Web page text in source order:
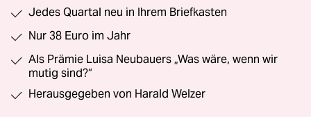
Jedes Quartal neu in Ihrem Briefkasten
Nur 38 Euro im Jahr
Als Prämie Luisa Neubauers „Was wäre, wenn wir
mutig sind?“
Herausgegeben von Harald Welzer